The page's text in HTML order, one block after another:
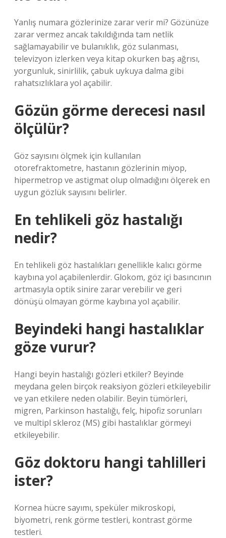
Yanlış numara gözlerinize zarar verir mi? Gözünüze
zarar vermez ancak takıldığında tam netlik
sağlamayabilir ve bulanıklık, göz sulanması,
televizyon izlerken veya kitap okurken baş ağrısı,
yorgunluk, sinirlilik, çabuk uykuya dalma gibi
rahatsızlıklara yol açabilir.
Gözün görme derecesi nasıl
ölçülür?
Göz sayısını ölçmek için kullanılan
otorefraktometre, hastanın gözlerinin miyop,
hipermetrop ve astigmat olup olmadığını ölçerek en
uygun gözlük sayısını belirler.
En tehlikeli göz hastalığı
nedir?
En tehlikeli göz hastalıkları genellikle kalıcı görme
kaybına yol açabilenlerdir. Glokom, göz içi basıncının
artmasıyla optik sinire zarar verebilir ve geri
dönüşü olmayan görme kaybına yol açabilir.
Beyindeki hangi hastalıklar
göze vurur?
​Hangi beyin hastalığı gözleri etkiler? Beyinde
meydana gelen birçok reaksiyon gözleri etkileyebilir
ve yan etkilere neden olabilir. Beyin tümörleri,
migren, Parkinson hastalığı, felç, hipofiz sorunları
ve multipl skleroz (MS) gibi hastalıklar görmeyi
etkileyebilir.
Göz doktoru hangi tahlilleri
ister?
Kornea hücre sayımı, speküler mikroskopi,
biyometri, renk görme testleri, kontrast görme
testleri.